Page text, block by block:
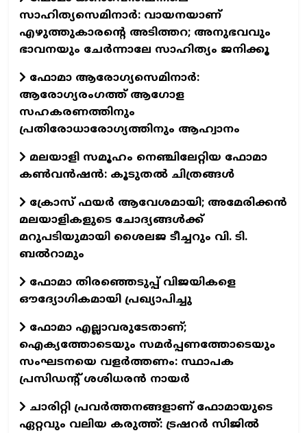
സാഹിത്യസെമിനാർ: വായനയാണ്
എഴുത്തുകാരന്റെ അടിത്തറ; അനുഭവവും
ഭാവനയും ചേർന്നാലേ സാഹിത്യം ജനിക്കൂ
ഫോമാ ആരോഗ്യസെമിനാർ:
ആരോഗ്യരംഗത്ത് ആഗോള
സഹകരണത്തിനും
പ്രതിരോധാരോഗ്യത്തിനും ആഹ്വാനം
മലയാളി സമൂഹം നെഞ്ചിലേറ്റിയ ഫോമാ
കണ്‍വന്‍ഷന്‍: കൂടുതല്‍ ചിത്രങ്ങള്‍
ക്രോസ് ഫയർ ആവേശമായി; അമേരിക്കൻ
മലയാളികളുടെ ചോദ്യങ്ങൾക്ക്
മറുപടിയുമായി ശൈലജ ടീച്ചറും വി. ടി.
ബൽറാമും
ഫോമാ തിരഞ്ഞെടുപ്പ് വിജയികളെ
ഔദ്യോഗികമായി പ്രഖ്യാപിച്ചു
ഫോമാ എല്ലാവരുടേതാണ്;
ഐക്യത്തോടെയും സമർപ്പണത്തോടെയും
സംഘടനയെ വളർത്തണം: സ്ഥാപക
പ്രസിഡന്റ് ശശിധരൻ നായർ
ചാരിറ്റി പ്രവർത്തനങ്ങളാണ് ഫോമായുടെ
ഏറ്റവും വലിയ കരുത്ത്: ട്രഷറർ സിജിൽ